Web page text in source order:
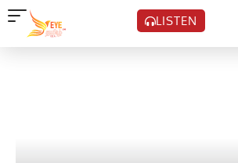
LISTEN